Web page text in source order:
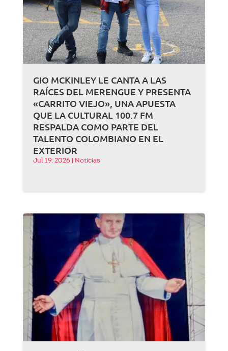
GIO MCKINLEY LE CANTA A LAS
RAÍCES DEL MERENGUE Y PRESENTA
«CARRITO VIEJO», UNA APUESTA
QUE LA CULTURAL 100.7 FM
RESPALDA COMO PARTE DEL
TALENTO COLOMBIANO EN EL
EXTERIOR
Jul 19, 2026 Noticias